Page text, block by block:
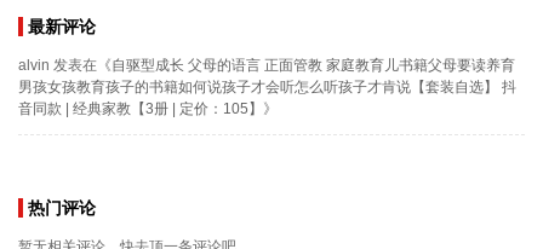
最新评论
alvin 发表在《自驱型成长 父母的语言 正面管教 家庭教育儿书籍父母要读养育
男孩女孩教育孩子的书籍如何说孩子才会听怎么听孩子才肯说【套装自选】 抖
音同款 | 经典家教【3册 | 定价：105】 》
热门评论